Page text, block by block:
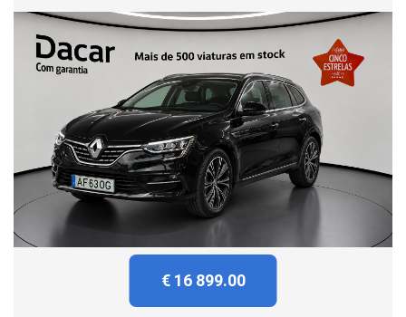
€ 16 899.00